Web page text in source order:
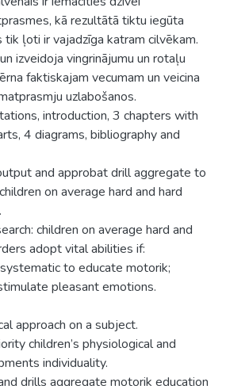
kā rezultātā tiktu iegūta
tik ļoti ir vajadzīga katram cilvēkam.
izveidoja vingrinājumu un rotaļu
faktiskajam vecumam un veicina
uzlabošanos.
introduction, 3 chapters with
4 diagrams, bibliography and
and approbat drill aggregate to
on average hard and hard
children on average hard and
adopt vital abilities if:
to educate motorik;
pleasant emotions.
approach on a subject.
children’s physiological and
individuality.
drills aggregate motorik education